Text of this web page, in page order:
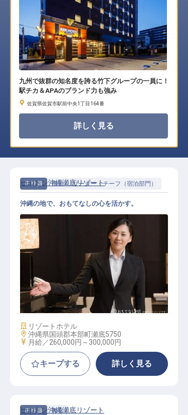
九州で抜群の知名度を誇る竹下グループの一員に！
駅チカ＆APAのブランド力も強み
佐賀県佐賀市駅前中央1丁目164番
詳しく見る
正社員 宿泊 リーダー・チーフ（宿泊部門）
フロントデスク スーパーバイザー
ヒルトン沖縄瀬底リゾート
沖縄の地で、おもてなしの心を活かす。
施設業態
リゾートホテル
勤務地
沖縄県国頭郡本部町瀬底5750
給与
月給／260,000円～ 300,000円
キープする 詳しく見る
正社員
客室
ヒルトン沖縄瀬底リゾート